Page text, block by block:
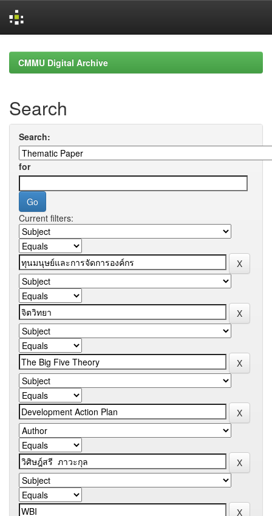
navigationCMMU Digital Archive
Search
Search:
for
Current filters: